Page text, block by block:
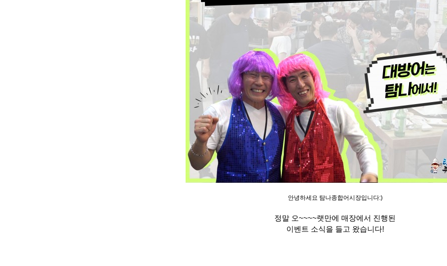
안녕하세요 탐나종합어시장입니다:)
정말 오~~~~랫만에 매장에서 진행된
이벤트 소식을 들고 왔습니다!